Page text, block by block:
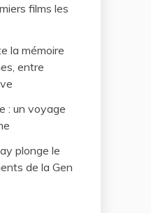
films les
la mémoire
entre
: un voyage
plonge le
de la Gen